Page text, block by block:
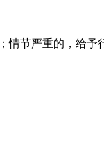
节严重的，给予